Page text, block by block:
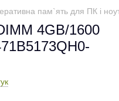
пам`ять для ПК і
4GB/1600